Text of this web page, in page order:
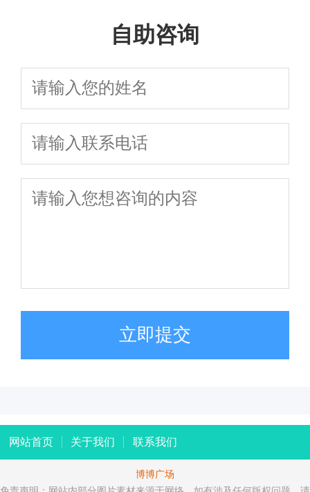
自助咨询
立即提交
网站首页 关于我们 联系我们
博博广场